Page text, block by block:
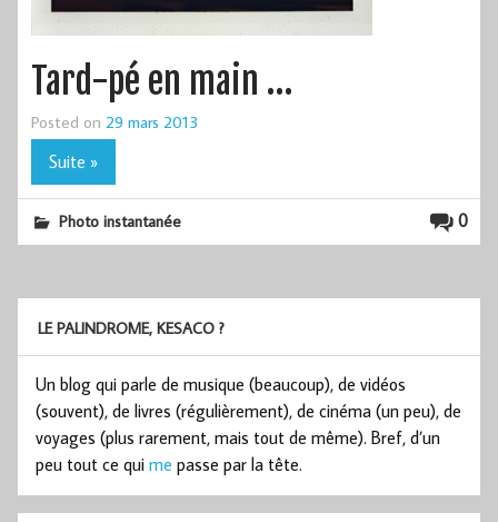
Tard-pé en main …
Posted on 29 mars 2013
Suite »
0
Photo instantanée
LE PALINDROME, KESACO ?
Un blog qui parle de musique (beaucoup), de vidéos
(souvent), de livres (régulièrement), de cinéma (un peu), de
voyages (plus rarement, mais tout de même). Bref, d’un
peu tout ce qui me passe par la tête.